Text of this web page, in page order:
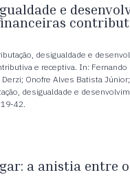
e
desigualdade e
e receptiva. In: Fernando
Onofre Alves Batista
desigualdade e
42.
a anistia entre